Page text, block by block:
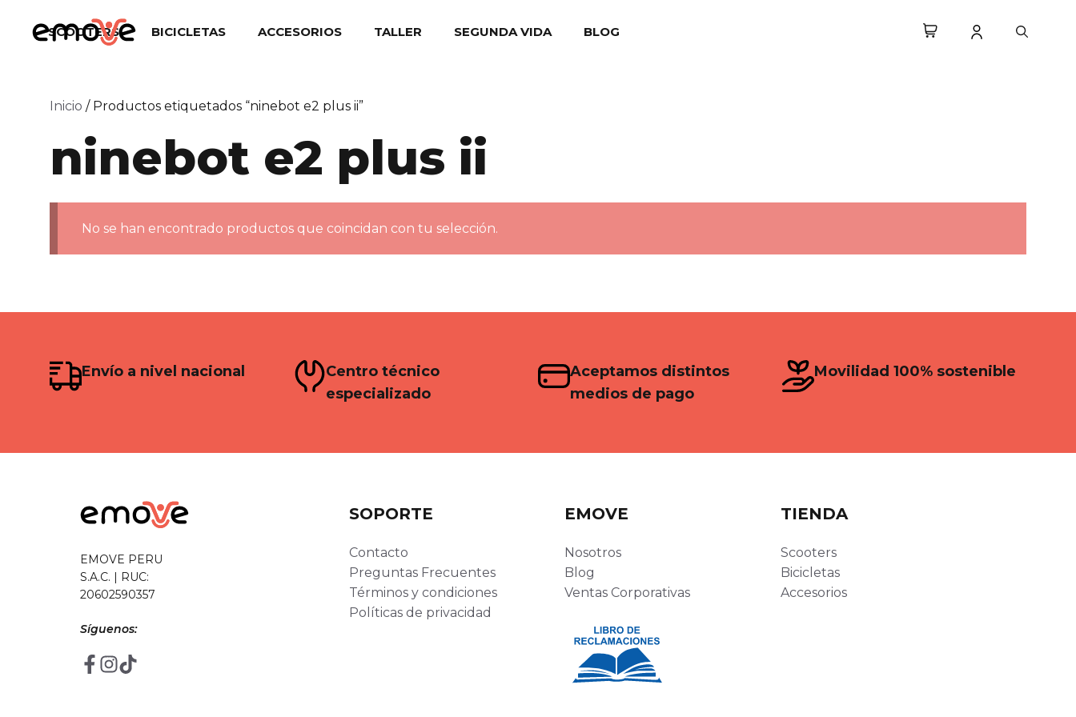
SCOOTERS BICICLETAS ACCESORIOS TALLER SEGUNDA VIDA BLOG
Inicio / Productos etiquetados “ninebot e2 plus ii”
ninebot e2 plus ii
No se han encontrado productos que coincidan con tu selección.
Envío a nivel nacional
Centro técnico
especializado
Aceptamos distintos
medios de pago
Movilidad 100% sostenible
EMOVE PERU
S.A.C. | RUC:
20602590357
Síguenos:
SOPORTE
Contacto
Preguntas Frecuentes
Términos y condiciones
Políticas de privacidad
EMOVE
Nosotros
Blog
Ventas Corporativas
TIENDA
Scooters
Bicicletas
Accesorios